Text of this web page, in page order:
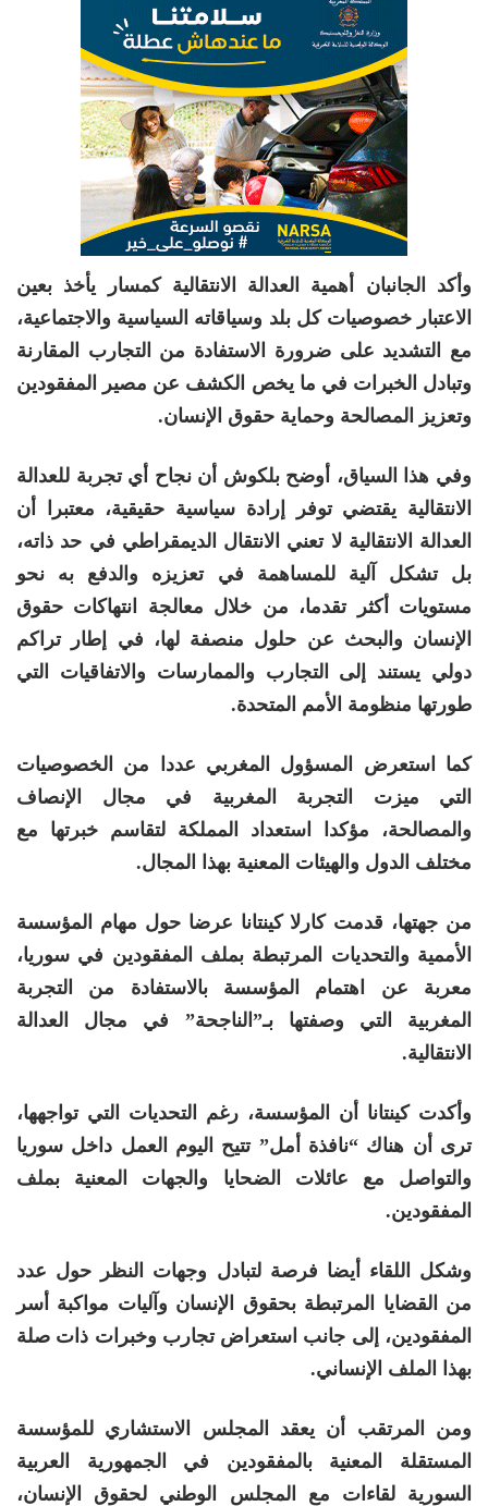
وأكد الجانبان أهمية العدالة الانتقالية كمسار يأخذ بعين
الاعتبار خصوصيات كل بلد وسياقاته السياسية والاجتماعية،
مع التشديد على ضرورة الاستفادة من التجارب المقارنة
وتبادل الخبرات في ما يخص الكشف عن مصير المفقودين
وتعزيز المصالحة وحماية حقوق الإنسان.
وفي هذا السياق، أوضح بلكوش أن نجاح أي تجربة للعدالة
الانتقالية يقتضي توفر إرادة سياسية حقيقية، معتبرا أن
العدالة الانتقالية لا تعني الانتقال الديمقراطي في حد ذاته،
بل تشكل آلية للمساهمة في تعزيزه والدفع به نحو
مستويات أكثر تقدما، من خلال معالجة انتهاكات حقوق
الإنسان والبحث عن حلول منصفة لها، في إطار تراكم
دولي يستند إلى التجارب والممارسات والاتفاقيات التي
طورتها منظومة الأمم المتحدة.
كما استعرض المسؤول المغربي عددا من الخصوصيات
التي ميزت التجربة المغربية في مجال الإنصاف
والمصالحة، مؤكدا استعداد المملكة لتقاسم خبرتها مع
مختلف الدول والهيئات المعنية بهذا المجال.
من جهتها، قدمتكارلا كينتانا عرضا حول مهام المؤسسة
الأممية والتحديات المرتبطة بملف المفقودين في سوريا،
معربة عن اهتمام المؤسسة بالاستفادة من التجربة
المغربية التي وصفتها بـ”الناجحة” في مجال العدالة
الانتقالية.
وأكدت كينتانا أن المؤسسة، رغم التحديات التي تواجهها،
ترى أن هناك “نافذة أمل” تتيح اليوم العمل داخل سوريا
والتواصل مع عائلات الضحايا والجهات المعنية بملف
المفقودين.
وشكل اللقاء أيضا فرصة لتبادل وجهات النظر حول عدد
من القضايا المرتبطة بحقوق الإنسان وآليات مواكبة أسر
المفقودين، إلى جانب استعراض تجارب وخبرات ذات صلة
بهذا الملف الإنساني.
ومن المرتقب أن يعقد المجلس الاستشاري للمؤسسة
المستقلة المعنية بالمفقودين في الجمهورية العربية
السورية لقاءات مع
المجلس الوطني لحقوق الإنسان،